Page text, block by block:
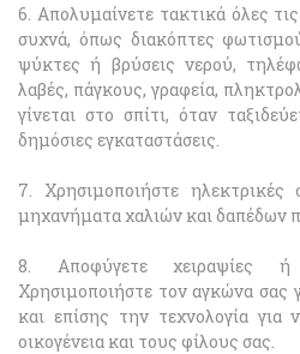
6. Απολυμαίνετε τακτικά όλες
συχνά, όπως διακόπτες
ψύκτες ή βρύσεις νερού,
λαβές, πάγκους, γραφεία,
γίνεται στο σπίτι, όταν
δημόσιες εγκαταστάσεις.
7. Χρησιμοποιήστε ηλεκτρικές
μηχανήματα χαλιών και δαπέδων
8. Αποφύγετε χειραψίες ή
Χρησιμοποιήστε τον αγκώνα σας
και επίσης την τεχνολογία για
οικογένεια και τους φίλους σας.